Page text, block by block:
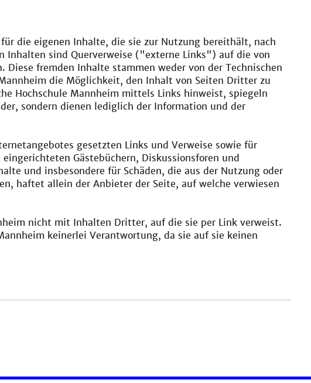
die eigenen Inhalte, die sie zur Nutzung bereithält, nach
Inhalten sind Querverweise ("externe Links") auf die von
fremden Inhalte stammen weder von der Technischen
die Möglichkeit, den Inhalt von Seiten Dritter zu
Hochschule Mannheim mittels Links hinweist, spiegeln
sondern dienen lediglich der Information und der
gesetzten Links und Verweise sowie für
Gästebüchern, Diskussionsforen und
und insbesondere für Schäden, die aus der Nutzung oder
haftet allein der Anbieter der Seite, auf welche verwiesen
nicht mit Inhalten Dritter, auf die sie per Link verweist.
keinerlei Verantwortung, da sie auf sie keinen